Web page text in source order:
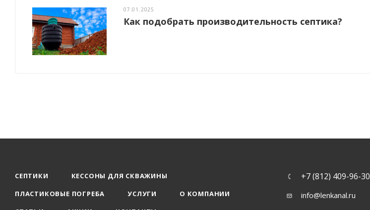
07.01.2025
Как подобрать производительность септика?
СЕПТИКИ
КЕССОНЫ ДЛЯ СКВАЖИНЫ
ПЛАСТИКОВЫЕ ПОГРЕБА
УСЛУГИ
О КОМПАНИИ
+7 (812) 409-96-30
info@lenkanal.ru